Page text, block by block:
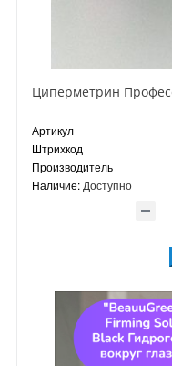
Артикул
Штрихкод
Производитель
Наличие: Доступно